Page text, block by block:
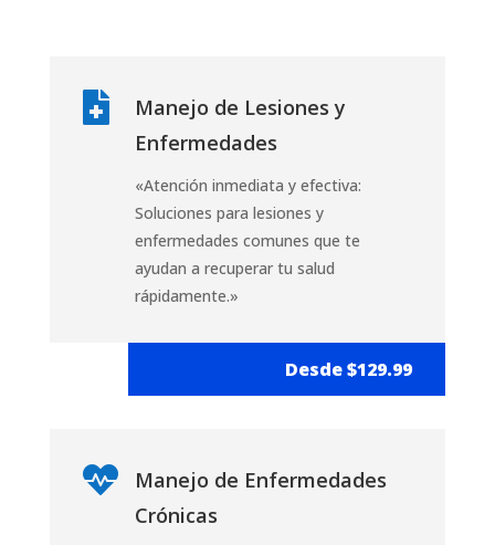

Manejo de Lesiones y
Enfermedades
«Atención inmediata y efectiva:
Soluciones para lesiones y
enfermedades comunes que te
ayudan a recuperar tu salud
rápidamente.»
Desde $129.99

Manejo de Enfermedades
Crónicas